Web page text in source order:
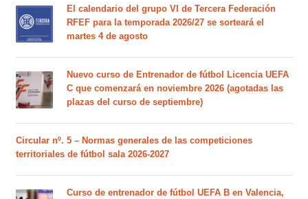
El calendario del grupo VI de Tercera Federación
RFEF para la temporada 2026/27 se sorteará el
martes 4 de agosto
Nuevo curso de Entrenador de fútbol Licencia UEFA
C que comenzará en noviembre 2026 (agotadas las
plazas del curso de septiembre)
Circular nº. 5 – Normas generales de las competiciones
territoriales de fútbol sala 2026-2027
Curso de entrenador de fútbol UEFA B en Valencia,